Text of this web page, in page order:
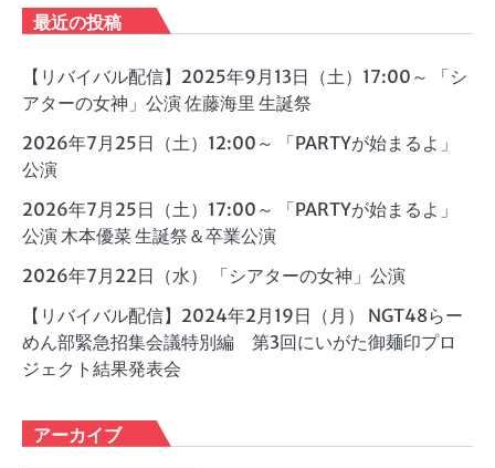
最近の投稿
【リバイバル配信】2025年9月13日（土）17:00～ 「シ
アターの女神」公演 佐藤海里 生誕祭
2026年7月25日（土）12:00～ 「PARTYが始まるよ」
公演
2026年7月25日（土）17:00～ 「PARTYが始まるよ」
公演 木本優菜 生誕祭＆卒業公演
2026年7月22日（水） 「シアターの女神」公演
【リバイバル配信】2024年2月19日（月） NGT48らー
めん部緊急招集会議特別編 第3回にいがた御麺印プロ
ジェクト結果発表会
アーカイブ